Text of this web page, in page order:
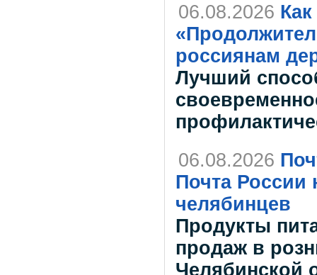
06.08.2026
россиянам
Лучший
06.08.2026
Почта России
челябинцев
Продукты
продаж в
Челябинской